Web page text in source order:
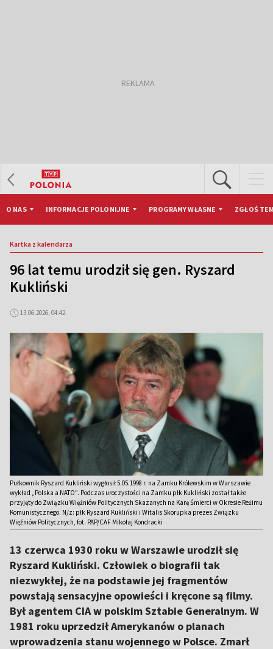
O NAS INFORMACJE POLONIJNE PROGRAMY WŁASNE ZGŁOŚ
Kartka z kalendarza
96 lat temu urodził się gen. Ryszard
Kukliński
13.06.2026, 04:42
Pułkownik Ryszard Kukliński wygłosił 5.05.1998 r. na Zamku Królewskim w Warszawie
wykład „Polska a NATO”. Podczas uroczystości na Zamku płk Kukliński został także
przyjęty do Związku Więźniów Politycznych Skazanych na Karę Śmierci w Okresie Reżimu
Komunistycznego. N/z: płk Ryszard Kukliński i Witalis Skorupka prezes Związku
Więźniów Politycznych, fot. PAP/CAF Mikołaj Kondracki
13 czerwca 1930 roku w Warszawie urodził się
Ryszard Kukliński. Człowiek o biografii tak
niezwykłej, że na podstawie jej fragmentów
powstają sensacyjne opowieści i kręcone są filmy.
Był agentem CIA w polskim Sztabie Generalnym. W
1981 roku uprzedził Amerykanów o planach
wprowadzenia stanu wojennego w Polsce. Zmarł